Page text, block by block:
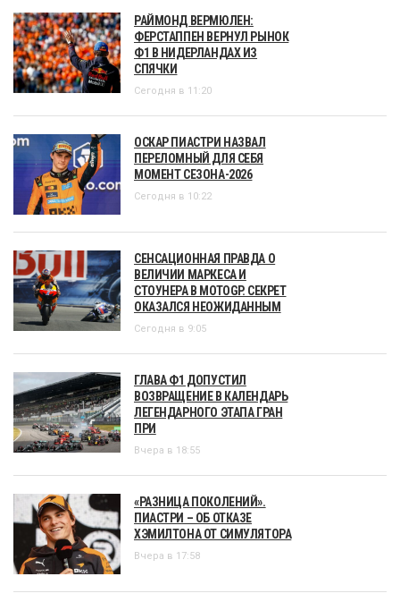
РАЙМОНД ВЕРМЮЛЕН:
ФЕРСТАППЕН ВЕРНУЛ РЫНОК
Ф1 В НИДЕРЛАНДАХ ИЗ
СПЯЧКИ
Сегодня в 11:20
ОСКАР ПИАСТРИ НАЗВАЛ
ПЕРЕЛОМНЫЙ ДЛЯ СЕБЯ
МОМЕНТ СЕЗОНА-2026
Сегодня в 10:22
СЕНСАЦИОННАЯ ПРАВДА О
ВЕЛИЧИИ МАРКЕСА И
СТОУНЕРА В MOTOGP. СЕКРЕТ
ОКАЗАЛСЯ НЕОЖИДАННЫМ
Сегодня в 9:05
ГЛАВА Ф1 ДОПУСТИЛ
ВОЗВРАЩЕНИЕ В КАЛЕНДАРЬ
ЛЕГЕНДАРНОГО ЭТАПА ГРАН
ПРИ
Вчера в 18:55
«РАЗНИЦА ПОКОЛЕНИЙ».
ПИАСТРИ – ОБ ОТКАЗЕ
ХЭМИЛТОНА ОТ СИМУЛЯТОРА
Вчера в 17:58